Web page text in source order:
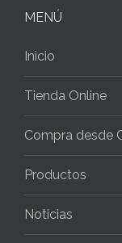
MENÚ
Inicio
Tienda Online
Compra desde
Productos
Noticias